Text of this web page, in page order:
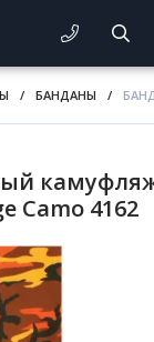
/ БАНДАНЫ /
Camo 4162